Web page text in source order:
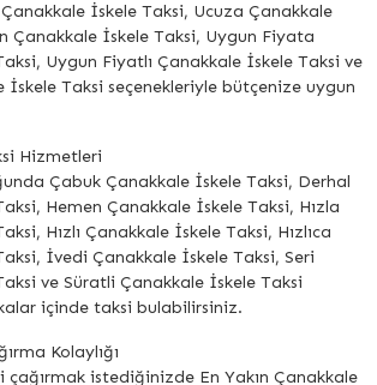
İskele Taksi, Ucuza Çanakkale
Çanakkale İskele Taksi, Uygun Fiyata
Uygun Fiyatlı Çanakkale İskele Taksi ve
İskele Taksi seçenekleriyle bütçenize uygun
Hizmetleri
Çabuk Çanakkale İskele Taksi, Derhal
Hemen Çanakkale İskele Taksi, Hızla
Hızlı Çanakkale İskele Taksi, Hızlıca
İvedi Çanakkale İskele Taksi, Seri
ve Süratli Çanakkale İskele Taksi
içinde taksi bulabilirsiniz.
Kolaylığı
çağırmak istediğinizde En Yakın Çanakkale